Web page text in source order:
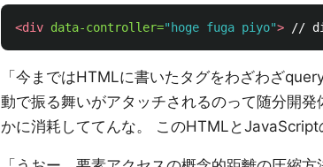
<div data-controller="hoge fuga piyo">
「今まではHTMLに書いたタグをわざわざ
動で振る舞いがアタッチされるのって随分開
かに消耗しててんな。 このHTMLとJavaScript